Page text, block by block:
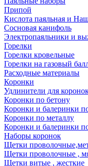
Припой
Кислота паяльная и
Сосновая канифоль
Электропаяльники и
Горелки
Горелки кровельные
Горелки на газовый
Расходные материалы
Коронки
Удлинители для
Коронки по бетону
Коронки и балеринки
Коронки по металлу
Коронки и балеринки
Наборы коронок
Щетки
Щетки проволочные ,
Щетки витые , жесткие